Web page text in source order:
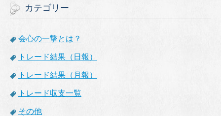
カテゴリー
会心の一撃とは？
トレード結果（日報）
トレード結果（月報）
トレード収支一覧
その他